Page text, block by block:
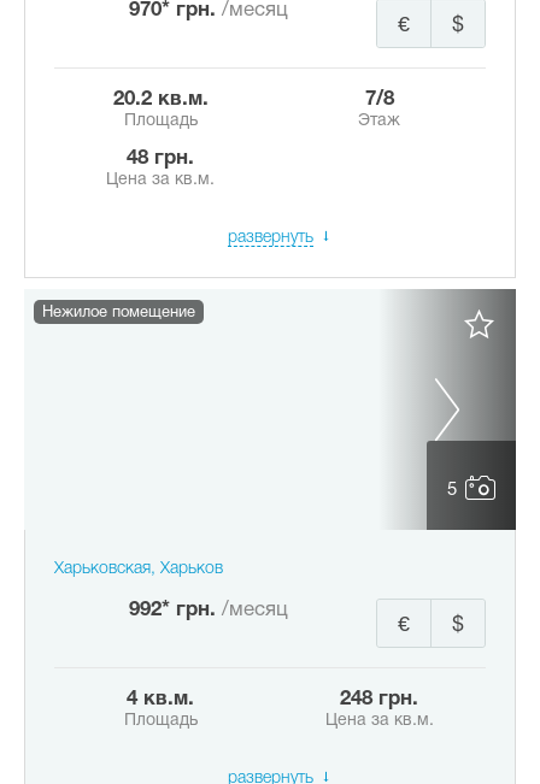
970* грн. /месяц
$
€
20.2 кв.м.
Площадь
7/8
Этаж
48 грн.
Цена за кв.м.
развернуть
5
Нежилое помещение
Харьковская, Харьков
992* грн. /месяц
$
€
4 кв.м.
Площадь
248 грн.
Цена за кв.м.
развернуть